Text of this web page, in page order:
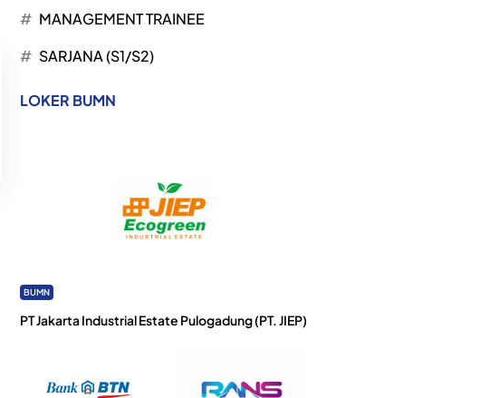
MANAGEMENT TRAINEE
SARJANA (S1/S2)
LOKER BUMN
BUMN
PT Jakarta Industrial Estate Pulogadung (PT. JIEP)